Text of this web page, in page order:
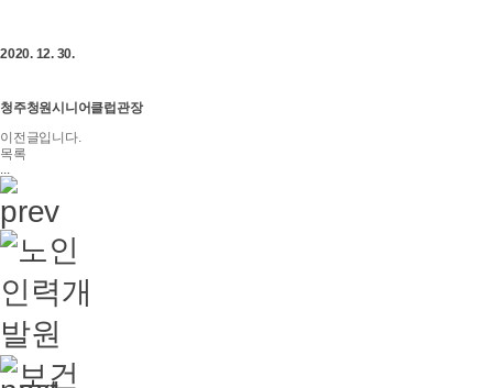
2020. 12. 30.
청주청원시니어클럽관장
이전글입니다.
목록